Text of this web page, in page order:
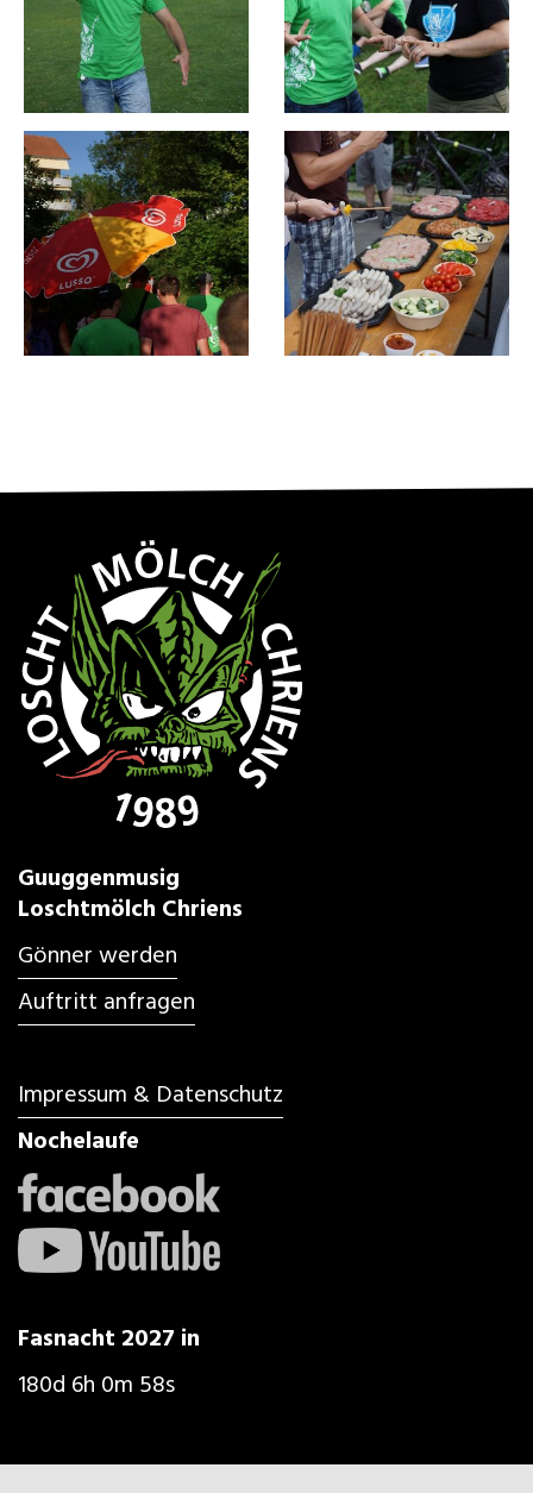
Guuggenmusig
Loschtmölch Chriens
Gönner werden
Auftritt anfragen
Impressum & Datenschutz
Nochelaufe
Fasnacht 2027 in
180d 6h 0m 55s